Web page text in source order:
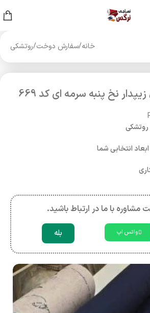
خانه/سفارش دوخت/روتشکی
نخ پنبه سرمه ای کد 669
انتخابی شما
مشاوره با ما در ارتباط باشید.
واتس اپ بله